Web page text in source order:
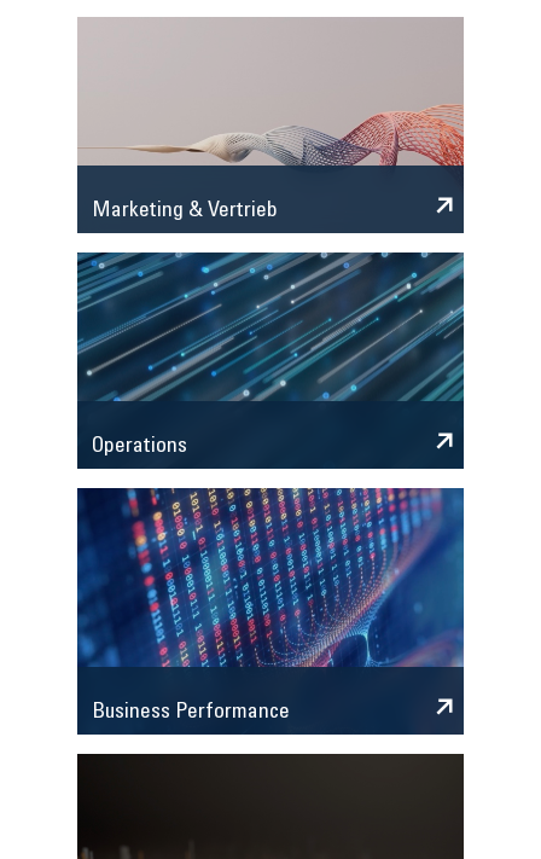
Marketing & Vertrieb
Operations
Business Performance